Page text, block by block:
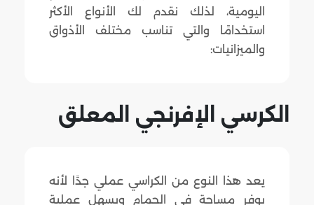
اليومية، لذلك نقدم لك الأنواع الأكثر
استخدامًا والتي تناسب مختلف الأذواق
والميزانيات:
الكرسي الإفرنجي المعلق
يعد هذا النوع من الكراسي عملي جدًا لأنه
يوفر مساحة في الحمام ويسهل عملية